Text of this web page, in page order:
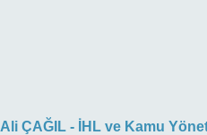
Ali ÇAĞIL - İHL ve Kamu